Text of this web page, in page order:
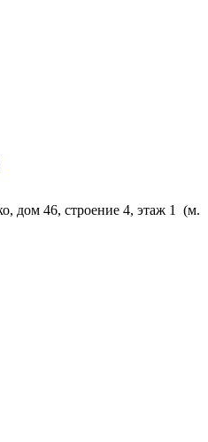
дом 46, строение 4, этаж 1 (м.